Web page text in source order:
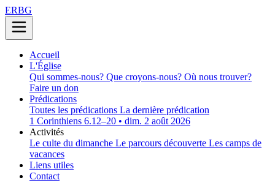
ERBG
Accueil
L'Église
Qui sommes-nous? Que croyons-nous? Où nous trouver?
Faire un don
Prédications
Toutes les prédications La dernière prédication
1 Corinthiens 6.12–20 • dim. 2 août 2026
Activités
Le culte du dimanche Le parcours découverte Les camps de
vacances
Liens utiles
Contact